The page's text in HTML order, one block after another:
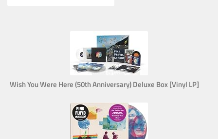
Wish You Were Here (50th Anniversary) Deluxe Box [Vinyl LP]